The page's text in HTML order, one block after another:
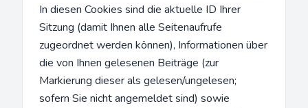
In diesen Cookies sind die aktuelle ID Ihrer
Sitzung (damit Ihnen alle Seitenaufrufe
zugeordnet werden können), Informationen über
die von Ihnen gelesenen Beiträge (zur
Markierung dieser als gelesen/ungelesen;
sofern Sie nicht angemeldet sind) sowie